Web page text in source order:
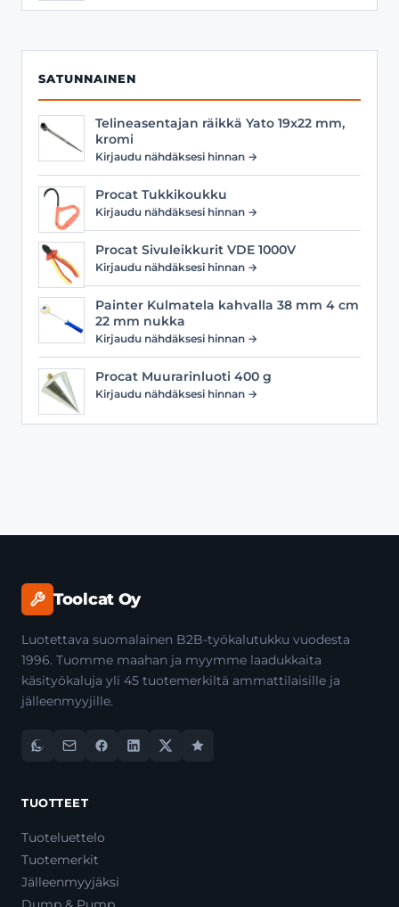
SATUNNAINEN
Telineasentajan räikkä Yato 19x22 mm,
kromi
Kirjaudu nähdäksesi hinnan →
Procat Tukkikoukku
Kirjaudu nähdäksesi hinnan →
Procat Sivuleikkurit VDE 1000V
Kirjaudu nähdäksesi hinnan →
Painter Kulmatela kahvalla 38 mm 4 cm
22 mm nukka
Kirjaudu nähdäksesi hinnan →
Procat Muurarinluoti 400 g
Kirjaudu nähdäksesi hinnan →
Toolcat Oy
Luotettava suomalainen B2B-työkalutukku vuodesta
1996. Tuomme maahan ja myymme laadukkaita
käsityökaluja yli 45 tuotemerkiltä ammattilaisille ja
jälleenmyyjille.
TUOTTEET
Tuoteluettelo
Tuotemerkit
Jälleenmyyjäksi